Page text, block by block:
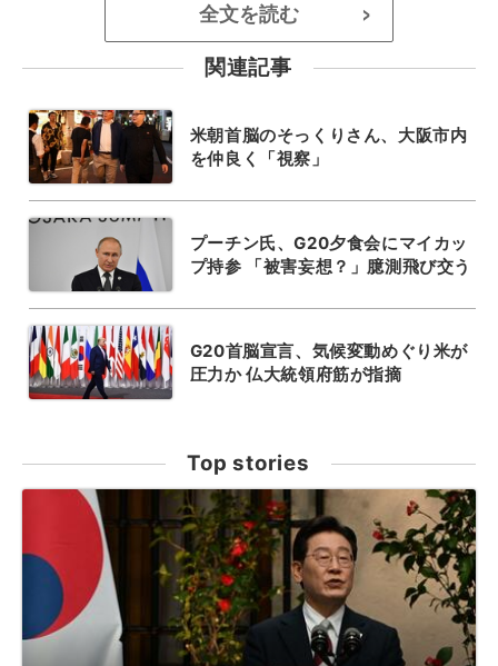
全文を読む >
関連記事
米朝首脳のそっくりさん、大阪市内
を仲良く「視察」
プーチン氏、G20夕食会にマイカッ
プ持参 「被害妄想？」臆測飛び交う
G20首脳宣言、気候変動めぐり米が
圧力か 仏大統領府筋が指摘
Top stories